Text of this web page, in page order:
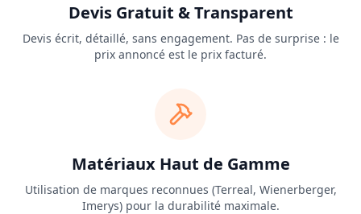
Devis Gratuit & Transparent
Devis écrit, détaillé, sans engagement. Pas de surprise : le
prix annoncé est le prix facturé.
Matériaux Haut de Gamme
Utilisation de marques reconnues (Terreal, Wienerberger,
Imerys) pour la durabilité maximale.